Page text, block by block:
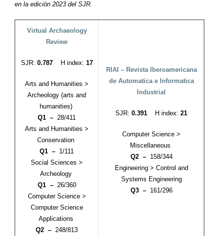
en la edición 2023 del SJR.
Virtual Archaeology
Review
SJR: 0.787 H index: 17
Arts and Humanities >
Archeology (arts and
humanities)
Q1 – 28/411
Arts and Humanities >
Conservation
Q1 – 1/111
Social Sciences >
Archeology
Q1 – 26/360
Computer Science >
Computer Science
Applications
Q2 – 248/813
RIAI – Revista Iberoamericana
de Automatica e Informatica
Industrial
SJR: 0.391 H index: 21
Computer Science >
Miscellaneous
Q2 – 158/344
Engineering > Control and
Systems Engineering
Q3 – 161/296